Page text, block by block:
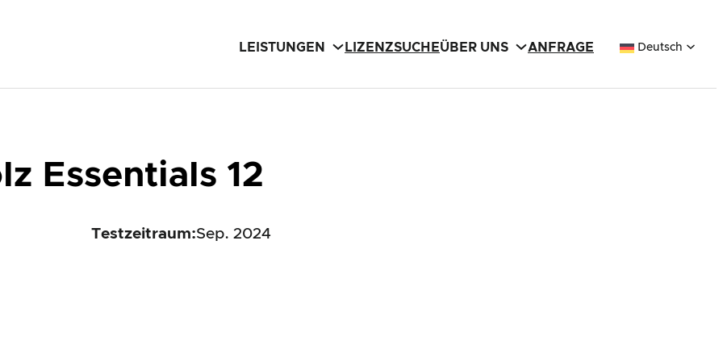
LEISTUNGEN LIZENZSUCHEÜBER UNS ANFRAGE Deutsch
Essentials 12
Testzeitraum:Sep. 2024